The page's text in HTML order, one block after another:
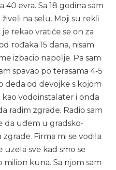
40 evra. Sa 18 godina sam
na selu. Moji su rekli
rekao vratiće se on za
rođaka 15 dana, nisam
izbacio napolje. Pa sam
spavao po terasama 4-5
deda od devojke s kojom
kao vodoinstalater i onda
radim zgrade. Radio sam
da uđem u gradsko-
Firma mi se vodila
uzela sve kad smo se
milion kuna. Sa njom sam